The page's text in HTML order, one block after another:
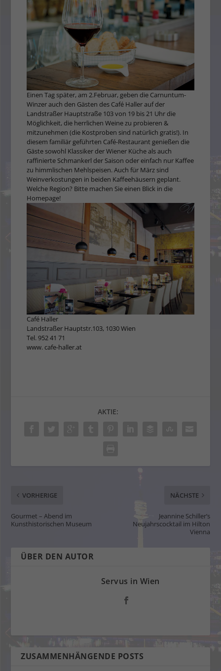
Einen Tag später, am 2.Februar, geben die Carnuntum-
Winzer auch den Gästen des Café Haller auf der
Landstraßer Hauptstraße 103 von 19 bis 21 Uhr die
Möglichkeit, die herrlichen Weine zu probieren &
mitzunehmen (die Kostproben sind natürlich gratis!). In
diesem familiär geführten Café-Restaurant genießen die
Gäste sowohl Klassiker der Wiener Küche als auch
raffinierte Schmankerl der Saison oder einfach nur Kaffee
zu himmlischen Mehlspeisen. Auch für März sind
Weinverkostungen in beiden Kaffeehäusern geplant.
Welche Region? Bitte machen Sie einen Blick in die
Homepage!
Café Haller
Landstraßer Hauptstr.103, 1030 Wien
Tel. 952 41 71
www. cafe-haller.at
AKTIE:
VORHERIGE
Gourmet – Abend im
Kunsthistorischen Museum
NÄCHSTE
Jeannine Schiller’s
Neujahrscocktail im Hilton
Vienna
ÜBER DEN AUTOR
Servus in Wien
ZUSAMMENHÄNGENDE POSTS